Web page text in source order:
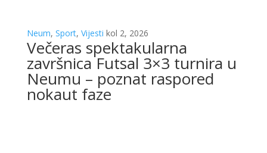
Neum, Sport, Vijesti kol 2, 2026
Večeras spektakularna
završnica Futsal 3×3 turnira u
Neumu – poznat raspored
nokaut faze